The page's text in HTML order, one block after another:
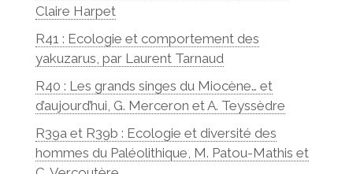
Claire Harpet
R41 : Ecologie et comportement des
yakuzarus, par Laurent Tarnaud
R40 : Les grands singes du Miocène… et
d’aujourd’hui, G. Merceron et A. Teyssèdre
R39a et R39b : Ecologie et diversité des
hommes du Paléolithique, M. Patou-Mathis et